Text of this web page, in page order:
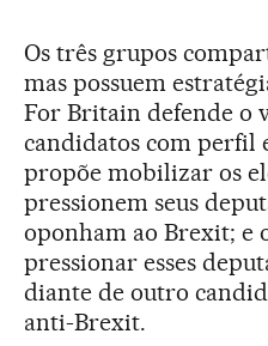
Os três grupos
mas possuem
For Britain defende o
candidatos com perfil
propõe mobilizar os
pressionem seus
oponham ao Brexit; e
pressionar esses
diante de outro
anti-Brexit.